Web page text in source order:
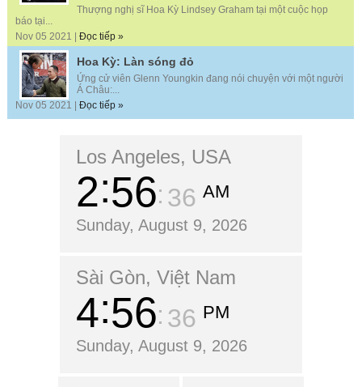
Thượng nghị sĩ Hoa Kỳ Lindsey Graham tại một cuộc họp
báo tại...
Nov 05 2021 | Đọc tiếp »
Hoa Kỳ: Làn sóng đỏ
Ứng cử viên Glenn Youngkin đang nói chuyện với một người
Á Châu:...
Nov 05 2021 | Đọc tiếp »
Los Angeles, USA
2 56 37 AM
Sunday, August 9, 2026
Sài Gòn, Việt Nam
4 56 37 PM
Sunday, August 9, 2026